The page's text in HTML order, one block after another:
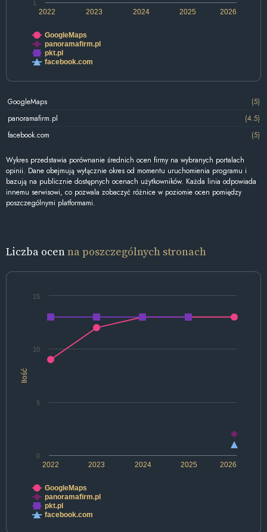
2022 2024 2026
2023 2025
1
GoogleMaps
panoramafirm.pl
pkt.pl
facebook.com
GoogleMaps
(5)
panoramafirm.pl
(4.5)
facebook.com
(5)
Wykres przedstawia porównanie średnich ocen firmy na wybranych portalach
opinii. Dane obejmują wyłącznie okres od momentu uruchomienia programu i
bazują na publicznie dostępnych ocenach użytkowników. Każda linia odpowiada
innemu serwisowi, co pozwala zobaczyć różnice w poziomie ocen pomiędzy
poszczególnymi platformami.
Liczba ocenna poszczególnych stronach
Ilość
2022 2024 2026
2023 2025
0
10
5
15
GoogleMaps
panoramafirm.pl
pkt.pl
facebook.com